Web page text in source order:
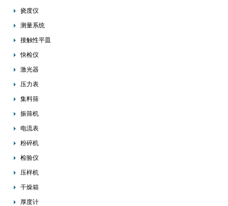
挠度仪
测量系统
接触性平皿
快检仪
激光器
压力表
集料筛
振筛机
电流表
粉碎机
检验仪
压样机
干燥箱
厚度计